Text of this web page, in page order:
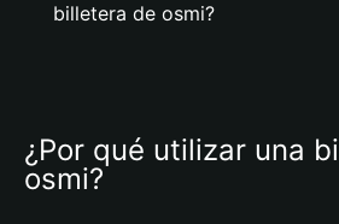
billetera de osmi?
¿Por qué utilizar una
osmi?